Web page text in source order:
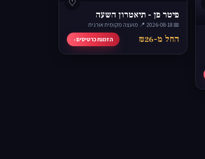
♡
פיטר פן - תיאטרון השעה
📅 2026-08-18
·📍 מועצה מקומית אורנית
החל מ-₪26 הזמנת כרטיסים ›